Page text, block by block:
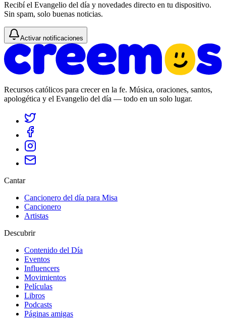
Recibí el Evangelio del día y novedades directo en tu dispositivo.
Sin spam, solo buenas noticias.
Activar notificaciones
Recursos católicos para crecer en la fe. Música, oraciones, santos,
apologética y el Evangelio del día — todo en un solo lugar.
Cantar
Cancionero del día para Misa
Cancionero
Artistas
Descubrir
Contenido del Día
Eventos
Influencers
Movimientos
Películas
Libros
Podcasts
Páginas amigas